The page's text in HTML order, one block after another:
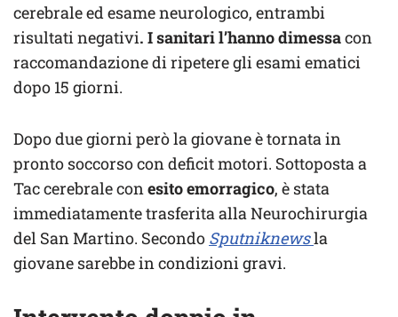
cerebrale ed esame neurologico, entrambi
risultati negativi. I sanitari l’hanno dimessacon
raccomandazione di ripetere gli esami ematici
dopo 15 giorni.
Dopo due giorni però la giovane è tornata in
pronto soccorso con deficit motori. Sottoposta a
Tac cerebrale conesito emorragico, è stata
immediatamente trasferita alla Neurochirurgia
del San Martino. Secondo Sputniknewsla
giovane sarebbe in condizioni gravi.